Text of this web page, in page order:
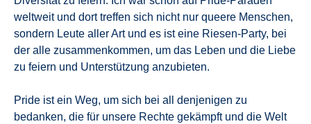
weltweit und dort treffen sich nicht nur queere Menschen,
sondern Leute aller Art und es ist eine Riesen-Party, bei
der alle zusammenkommen, um das Leben und die Liebe
zu feiern und Unterstützung anzubieten.
Pride ist ein Weg, um sich bei all denjenigen zu
bedanken, die für unsere Rechte gekämpft und die Welt